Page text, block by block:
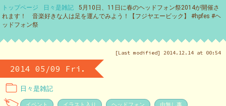
トップページ 日々是雑記
5月10日、11日に春のヘッドフォン祭2014が開催さ
れます！ 音楽好きな人は足を運んでみよう！【フジヤエービック】 #hpfes #ヘ
ッドフォン祭
[Last modified] 2014.12.14 at 00:54
2014 05/09 Fri.
日々是雑記
イベント イラスト入り ヘッドフォン 由無し事